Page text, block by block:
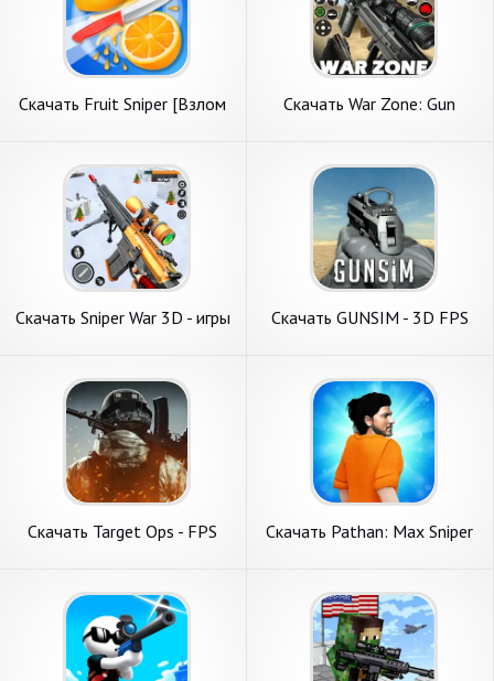
Скачать Fruit Sniper [Взлом
Скачать War Zone: Gun
Андроид
Скачать Sniper War 3D - игры
Андроид
Скачать GUNSIM - 3D FPS
на Андроид
Скачать Target Ops - FPS
Андроид
Скачать Pathan: Max Sniper